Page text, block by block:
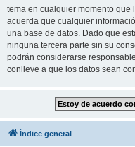
tema en cualquier momento
acuerda que cualquier
una base de datos. Dado que
ninguna tercera parte sin su
podrán considerarse
conlleve a que los datos sean
Índice general